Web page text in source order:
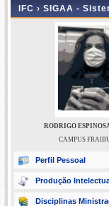
IFC › SIGAA -
RODRIGO
CAMPUS
Perfil Pessoal
Produção
Disciplinas